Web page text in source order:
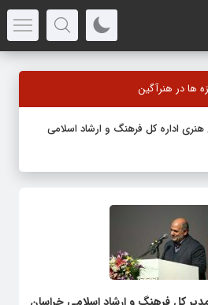
ها در هنرآگین
اداره کل فرهنگ و ارشاد اسلامی